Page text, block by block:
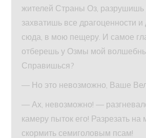
жителей Страны Оз, разрушишь
захватишь все драгоценности
сюда, в мою пещеру. И самое
отберешь у Озмы мой
Справишься?
— Но это невозможно, Ваше
— Ах, невозможно! —
камеру пыток его! Разрезать на
скормить семиголовым псам!